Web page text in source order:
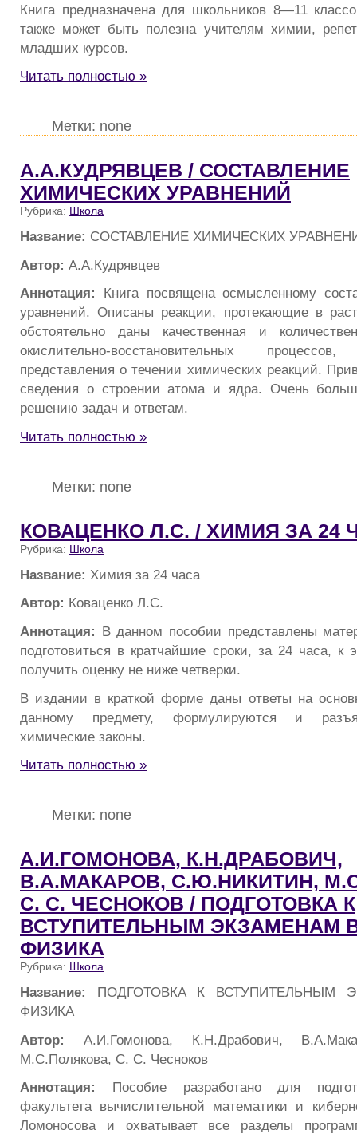
Книга предназначена для школьников 8—11
также может быть полезна учителям химии,
младших курсов.
Читать полностью »
Метки: none
А.А.КУДРЯВЦЕВ / СОСТАВЛЕНИЕ
ХИМИЧЕСКИХ УРАВНЕНИЙ
Рубрика: Школа
Название: СОСТАВЛЕНИЕ ХИМИЧЕСКИХ
Автор: А.А.Кудрявцев
Аннотация: Книга посвящена осмысленному
уравнений. Описаны реакции, протекающие в
обстоятельно даны качественная и
окислительно-восстановительных процессов,
представления о течении химических реакций.
сведения о строении атома и ядра. Очень
решению задач и ответам.
Читать полностью »
Метки: none
КОВАЦЕНКО Л.C. / ХИМИЯ ЗА 24
Рубрика: Школа
Название: Химия за 24 часа
Автор: Коваценко Л.C.
Аннотация: В данном пособии представлены
подготовиться в кратчайшие сроки, за 24 часа, к
получить оценку не ниже четверки.
В издании в краткой форме даны ответы на
данному предмету, формулируются и
химические законы.
Читать полностью »
Метки: none
А.И.ГОМОНОВА, К.Н.ДРАБОВИЧ,
В.А.МАКАРОВ, С.Ю.НИКИТИН,
С. С. ЧЕСНОКОВ / ПОДГОТОВКА К
ВСТУПИТЕЛЬНЫМ ЭКЗАМЕНАМ
ФИЗИКА
Рубрика: Школа
Название: ПОДГОТОВКА К ВСТУПИТЕЛЬНЫМ
ФИЗИКА
Автор: А.И.Гомонова, К.Н.Драбович,
М.С.Полякова, С. С. Чесноков
Аннотация: Пособие разработано для
факультета вычислительной математики и
Ломоносова и охватывает все разделы